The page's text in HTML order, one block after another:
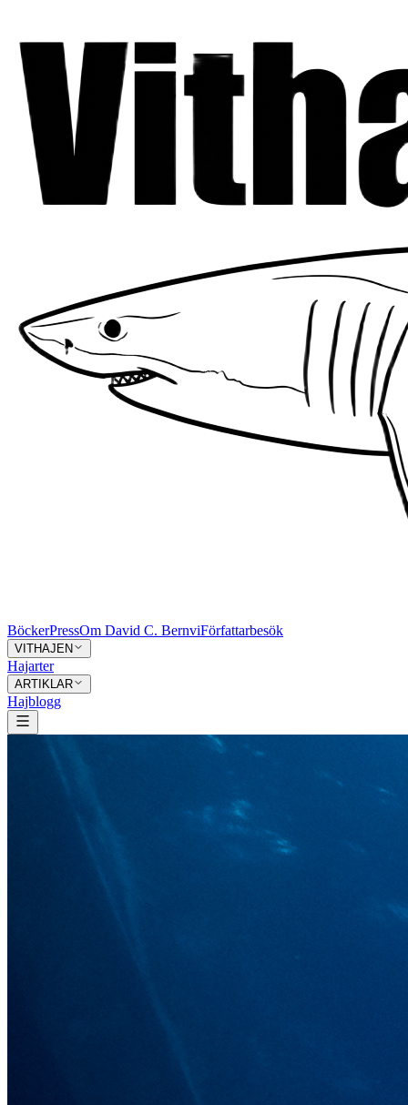
BöckerPressOm David C. BernviFörfattarbesök
VITHAJEN
Hajarter
ARTIKLAR
Hajblogg